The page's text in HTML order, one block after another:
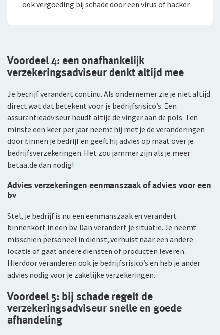
ook vergoeding bij schade door een virus of hacker.
Voordeel 4: een onafhankelijk
verzekeringsadviseur denkt altijd mee
Je bedrijf verandert continu. Als ondernemer zie je niet altijd
direct wat dat betekent voor je bedrijfsrisico’s. Een
assurantieadviseur houdt altijd de vinger aan de pols. Ten
minste een keer per jaar neemt hij met je de veranderingen
door binnen je bedrijf en geeft hij advies op maat over je
bedrijfsverzekeringen. Het zou jammer zijn als je meer
betaalde dan nodig!
Advies verzekeringen eenmanszaak of advies voor een
bv
Stel, je bedrijf is nu een eenmanszaak en verandert
binnenkort in een bv. Dan verandert je situatie. Je neemt
misschien personeel in dienst, verhuist naar een andere
locatie of gaat andere diensten of producten leveren.
Hierdoor veranderen ook je bedrijfsrisico’s en heb je ander
advies nodig voor je zakelijke verzekeringen.
Voordeel 5: bij schade regelt de
verzekeringsadviseur snelle en goede
afhandeling